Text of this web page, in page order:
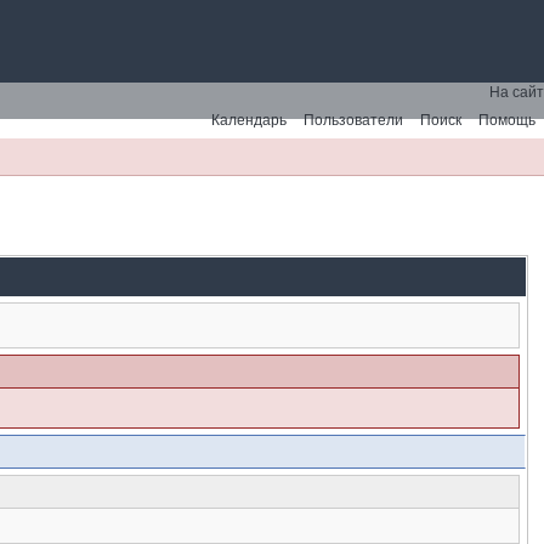
На сайт
Помощь
Поиск
Пользователи
Календарь